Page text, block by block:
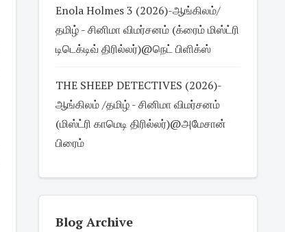
Enola Holmes 3 (2026)-ஆங்கிலம்/
தமிழ் - சினிமா விமர்சனம் (க்ரைம் மிஸ்ட்ரி
டிடெக்டிவ் திரில்லர்)@நெட் பிளிக்ஸ்
THE SHEEP DETECTIVES (2026)-
ஆங்கிலம் /தமிழ் - சினிமா விமர்சனம்
(மிஸ்ட்ரி காமெடி திரில்லர்)@அமேசான்
பிரைம்
Blog Archive